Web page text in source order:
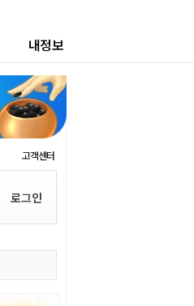
내정보
고객센터